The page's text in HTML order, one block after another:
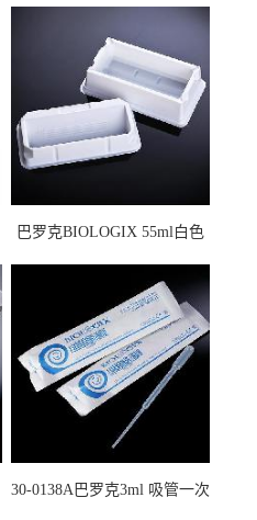
巴罗克BIOLOGIX 55ml白色
马射线灭菌25-0051
30-0138A巴罗克3ml 吸管一次